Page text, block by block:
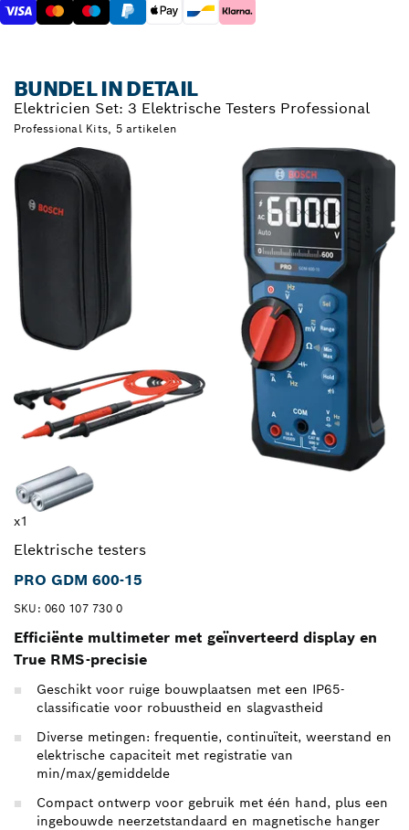
BUNDEL IN DETAIL
Elektricien Set: 3 Elektrische Testers Professional
Professional Kits, 5 artikelen
x1
Elektrische testers
PRO GDM 600-15
SKU: 060 107 730 0
Efficiënte multimeter met geïnverteerd display en
True RMS-precisie
Geschikt voor ruige bouwplaatsen met een IP65-
classificatie voor robuustheid en slagvastheid
Diverse metingen: frequentie, continuïteit, weerstand en
elektrische capaciteit met registratie van
min/max/gemiddelde
Compact ontwerp voor gebruik met één hand, plus een
ingebouwde neerzetstandaard en magnetische hanger